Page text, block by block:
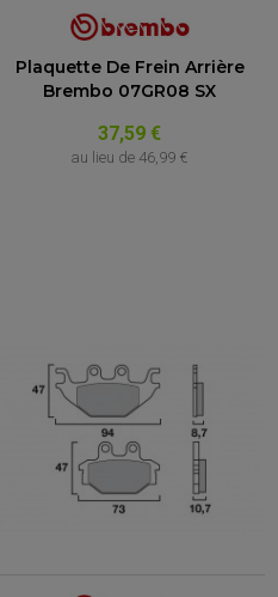
Plaquette De Frein Arrière
Brembo 07GR08 SX
37,59 €
au lieu de 46,99 €